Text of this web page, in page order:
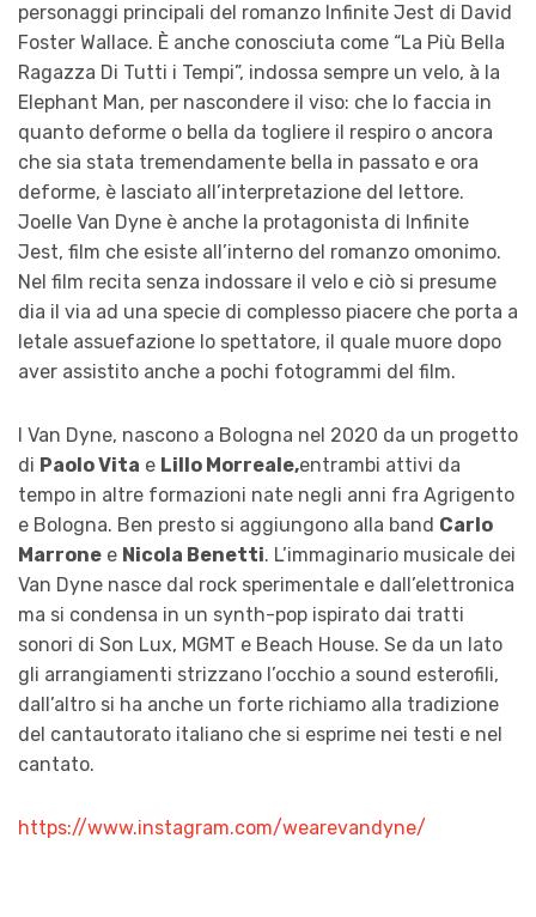
personaggi principali del romanzo Infinite Jest di David
Foster Wallace. È anche conosciuta come “La Più Bella
Ragazza Di Tutti i Tempi”, indossa sempre un velo, à la
Elephant Man, per nascondere il viso: che lo faccia in
quanto deforme o bella da togliere il respiro o ancora
che sia stata tremendamente bella in passato e ora
deforme, è lasciato all’interpretazione del lettore.
Joelle Van Dyne è anche la protagonista di Infinite
Jest, film che esiste all’interno del romanzo omonimo.
Nel film recita senza indossare il velo e ciò si presume
dia il via ad una specie di complesso piacere che porta a
letale assuefazione lo spettatore, il quale muore dopo
aver assistito anche a pochi fotogrammi del film.
I Van Dyne, nascono a Bologna nel 2020 da un progetto
di Paolo Vita e Lillo Morreale,entrambi attivi da
tempo in altre formazioni nate negli anni fra Agrigento
e Bologna. Ben presto si aggiungono alla band Carlo
Marrone e Nicola Benetti. L’immaginario musicale dei
Van Dyne nasce dal rock sperimentale e dall’elettronica
ma si condensa in un synth-pop ispirato dai tratti
sonori di Son Lux, MGMT e Beach House. Se da un lato
gli arrangiamenti strizzano l’occhio a sound esterofili,
dall’altro si ha anche un forte richiamo alla tradizione
del cantautorato italiano che si esprime nei testi e nel
cantato.
https://www.instagram.com/wearevandyne/